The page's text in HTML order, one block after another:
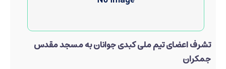
تشرف اعضای تیم ملی کبدی جوانان به مسجد مقدس
جمکران